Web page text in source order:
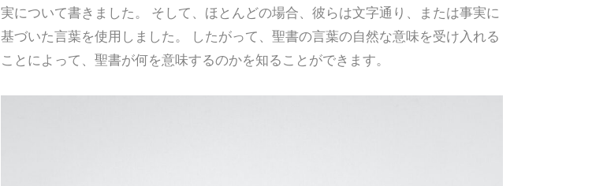
実について書きました。 そして、ほとんどの場合、彼らは文字通り、または事実に
基づいた言葉を使用しました。 したがって、聖書の言葉の自然な意味を受け入れる
ことによって、聖書が何を意味するのかを知ることができます。